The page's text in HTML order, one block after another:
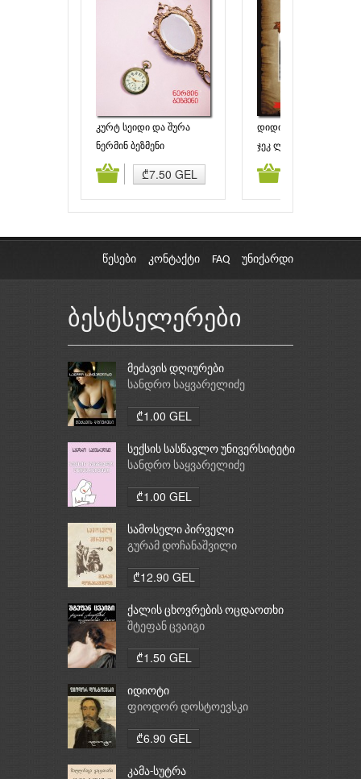
კურტ სეიდი და შურა
ნერმინ ბეზმენი
₾7.50 GEL
დიდი სახლის პატარა
დიასახლისი
ჯეკ ლონდონი
კალათაში დამატება კალათაში
წესები კონტაქტი FAQ უნიქარდი
ბესტსელერები
მეძავის დღიურები
სანდრო საყვარელიძე
₾1.00 GEL
სექსის სასწავლო უნივერსიტეტი
სანდრო საყვარელიძე
₾1.00 GEL
სამოსელი პირველი
გურამ დოჩანაშვილი
₾12.90 GEL
ქალის ცხოვრების ოცდაოთხი
საათი
შტეფან ცვაიგი
₾1.50 GEL
იდიოტი
ფიოდორ დოსტოევსკი
₾6.90 GEL
კამა-სუტრა